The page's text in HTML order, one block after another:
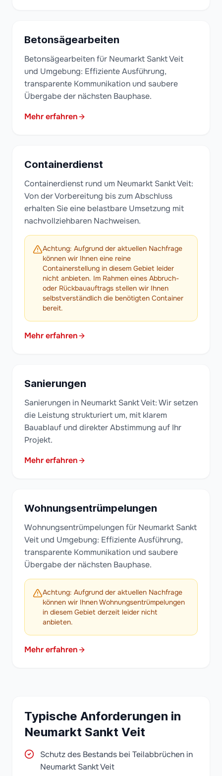
Betonsägearbeiten
Betonsägearbeiten für Neumarkt Sankt Veit
und Umgebung: Effiziente Ausführung,
transparente Kommunikation und saubere
Übergabe der nächsten Bauphase.
Mehr erfahren
Containerdienst
Containerdienst rund um Neumarkt Sankt Veit:
Von der Vorbereitung bis zum Abschluss
erhalten Sie eine belastbare Umsetzung mit
nachvollziehbaren Nachweisen.
Achtung: Aufgrund der aktuellen Nachfrage
können wir Ihnen eine reine
Containerstellung in diesem Gebiet leider
nicht anbieten. Im Rahmen eines Abbruch-
oder Rückbauauftrags stellen wir Ihnen
selbstverständlich die benötigten Container
bereit.
Mehr erfahren
Sanierungen
Sanierungen in Neumarkt Sankt Veit: Wir setzen
die Leistung strukturiert um, mit klarem
Bauablauf und direkter Abstimmung auf Ihr
Projekt.
Mehr erfahren
Wohnungsentrümpelungen
Wohnungsentrümpelungen für Neumarkt Sankt
Veit und Umgebung: Effiziente Ausführung,
transparente Kommunikation und saubere
Übergabe der nächsten Bauphase.
Achtung: Aufgrund der aktuellen Nachfrage
können wir Ihnen Wohnungsentrümpelungen
in diesem Gebiet derzeit leider nicht
anbieten.
Mehr erfahren
Typische Anforderungen in
Neumarkt Sankt Veit
Schutz des Bestands bei Teilabbrüchen in
Neumarkt Sankt Veit